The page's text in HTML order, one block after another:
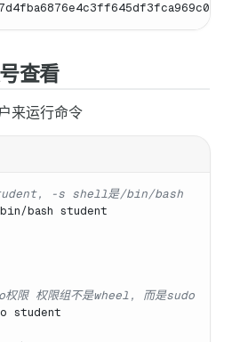
查看
来运行命令
-s shell是/bin/bash
bash student
权限 权限组不是wheel, 而是sudo
student